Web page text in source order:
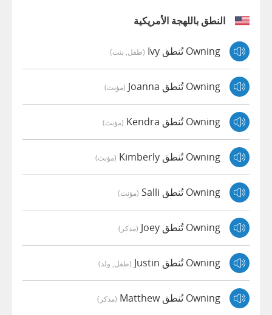
النطق باللهجة الأمريكية
Owning تُنطق Ivy (طفل, بنت)
Owning تُنطق Joanna (مؤنث)
Owning تُنطق Kendra (مؤنث)
Owning تُنطق Kimberly (مؤنث)
Owning تُنطق Salli (مؤنث)
Owning تُنطق Joey (مذكر)
Owning تُنطق Justin (طفل, ولد)
Owning تُنطق Matthew (مذكر)